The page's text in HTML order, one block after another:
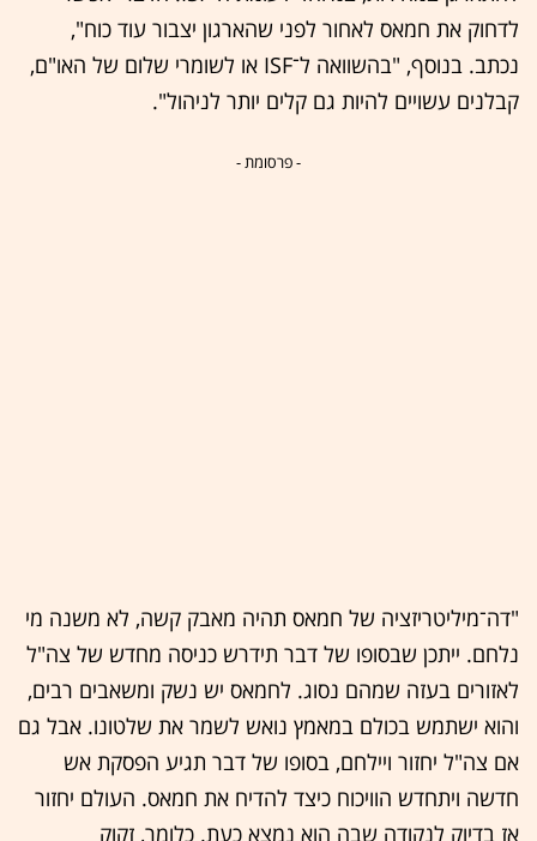
לדחוק את חמאס לאחור לפני שהארגון יצבור עוד כוח",
נכתב. בנוסף, "בהשוואה ל־ISF או לשומרי שלום של האו"ם,
קבלנים עשויים להיות גם קלים יותר לניהול".
- פרסומת -
"דה־מיליטריזציה של חמאס תהיה מאבק קשה, לא משנה מי
נלחם. ייתכן שבסופו של דבר תידרש כניסה מחדש של צה"ל
לאזורים בעזה שמהם נסוג. לחמאס יש נשק ומשאבים רבים,
והוא ישתמש בכולם במאמץ נואש לשמר את שלטונו. אבל גם
אם צה"ל יחזור ויילחם, בסופו של דבר תגיע הפסקת אש
חדשה ויתחדש הוויכוח כיצד להדיח את חמאס. העולם יחזור
אז בדיוק לנקודה שבה הוא נמצא כעת. כלומר, זקוק